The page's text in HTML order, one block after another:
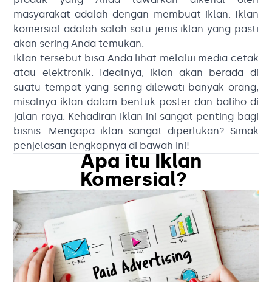
masyarakat adalah dengan membuat iklan. Iklan
komersial adalah salah satu jenis iklan yang pasti
akan sering Anda temukan.
Iklan tersebut bisa Anda lihat melalui media cetak
atau elektronik. Idealnya, iklan akan berada di
suatu tempat yang sering dilewati banyak orang,
misalnya iklan dalam bentuk poster dan baliho di
jalan raya. Kehadiran iklan ini sangat penting bagi
bisnis. Mengapa iklan sangat diperlukan? Simak
penjelasan lengkapnya di bawah ini!
Apa itu Iklan
Komersial?